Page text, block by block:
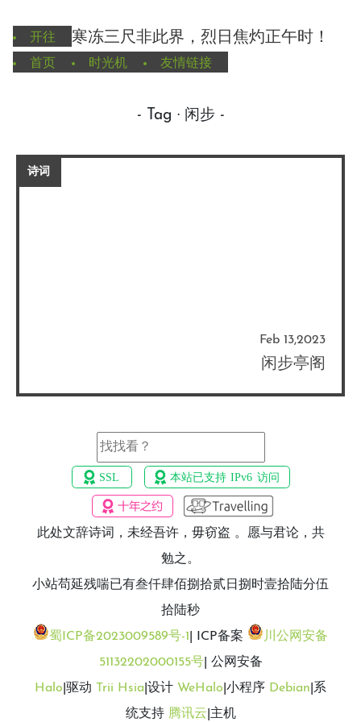
寒冻三尺非此界，烈日焦灼正午时！
开往
首页
时光机 友情链接
- Tag · 闲步 -
Feb 13,2023
闲步亭阁
诗词
此处文辞诗词，未经吾许，毋窃盗 。愿与君论，共
勉之。
小站苟延残喘已有叁仟肆佰捌拾贰日捌时壹拾陆分伍
拾陆秒
蜀ICP备2023009589号-1
| ICP备案
川公网安备
51132202000155号| 公网安备
Halo |驱动 Trii Hsia |设计 WeHalo |小程序 Debian |系
统支持 腾讯云 |主机